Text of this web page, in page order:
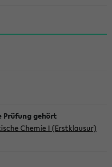
Chemie I (Erstklausur)